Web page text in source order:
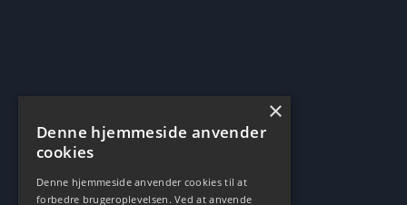
Denne hjemmeside anvender
cookies
Denne hjemmeside anvender cookies til at
forbedre brugeroplevelsen. Ved at anvende
×